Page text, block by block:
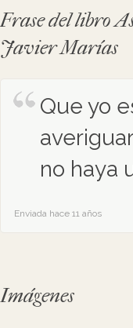
Frase del libro
Javier Marías
Que yo
no haya
Enviada hace 11 años
Imágenes